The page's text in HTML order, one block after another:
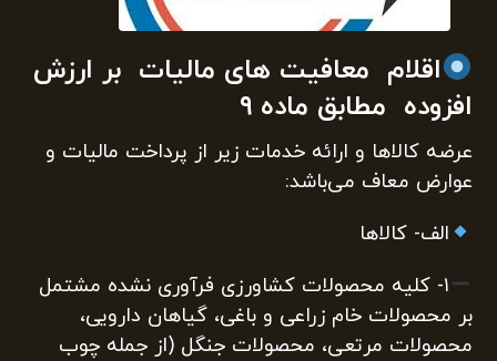
اقلام معافیت های مالیات بر ارزش
افزوده مطابق ماده ۹‌
عرضه کالاها و ارائه خدمات زیر از پرداخت مالیات و
عوارض معاف می‌باشد:
الف‌- کالاها
۱‌- کلیه محصولات کشاورزی فرآوری نشده مشتمل
بر محصولات خام زراعی و باغی، گیاهان دارویی،
محصولات مرتعی، محصولات جنگل (از جمله چوب